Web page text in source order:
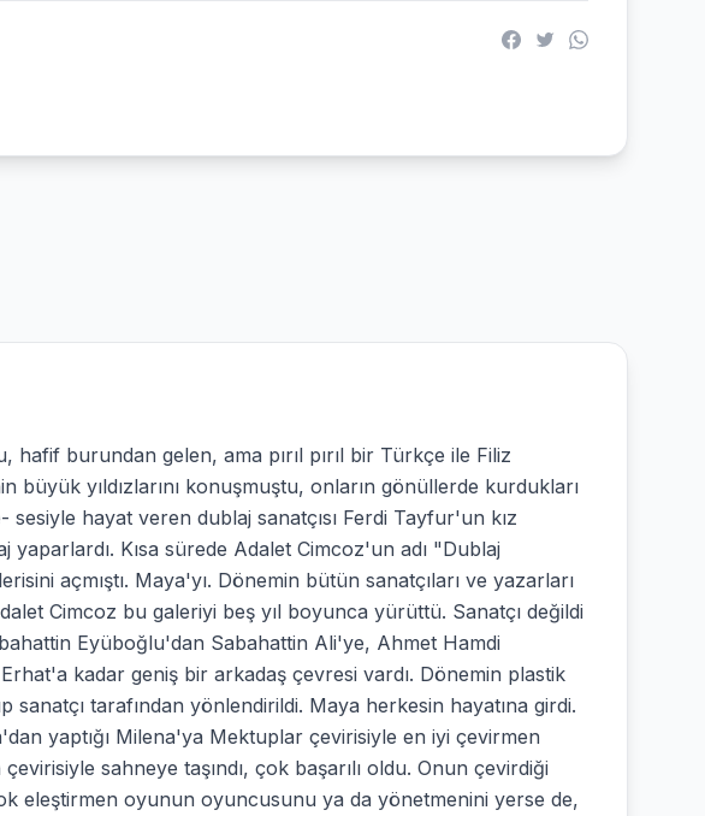
hafif burundan gelen, ama pırıl pırıl bir Türkçe ile Filiz
yıldızlarını konuşmuştu, onların gönüllerde kurdukları
hayat veren dublaj sanatçısı Ferdi Tayfur'un kız
Kısa sürede Adalet Cimcoz'un adı "Dublaj
açmıştı. Maya'yı. Dönemin bütün sanatçıları ve yazarları
Cimcoz bu galeriyi beş yıl boyunca yürüttü. Sanatçı değildi
Eyüboğlu'dan Sabahattin Ali'ye, Ahmet Hamdi
kadar geniş bir arkadaş çevresi vardı. Dönemin plastik
tarafından yönlendirildi. Maya herkesin hayatına girdi.
yaptığı Milena'ya Mektuplar çevirisiyle en iyi çevirmen
sahneye taşındı, çok başarılı oldu. Onun çevirdiği
eleştirmen oyunun oyuncusunu ya da yönetmenini yerse de,